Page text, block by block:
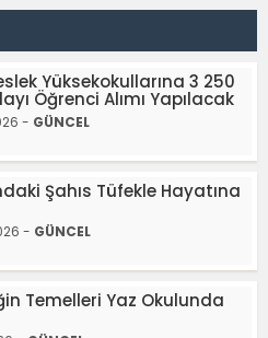
Yüksekokullarına 3 250
Öğrenci Alımı Yapılacak
- GÜNCEL
Şahıs Tüfekle Hayatına
- GÜNCEL
Temelleri Yaz Okulunda